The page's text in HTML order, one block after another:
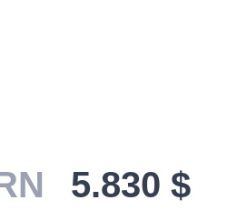
5.830 $